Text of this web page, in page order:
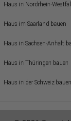
Haus in Nordrhein-
Haus im Saarland bauen
Haus in Sachsen-Anhalt
Haus in Thüringen bauen
Haus in der Schweiz bauen